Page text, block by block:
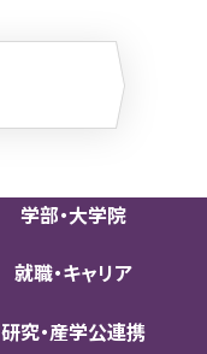
学部・大学院
就職・キャリア
研究・産学公連携